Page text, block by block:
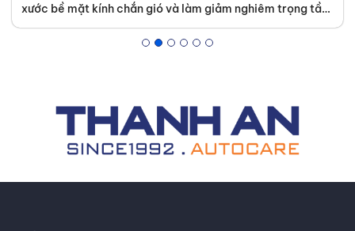
xước bề mặt kính chắn gió và làm giảm nghiêm trọng tầm
nhìn khi di chuyển trong thời tiết xấu. Tình trạng này diễn
ra âm thầm nhưng để lại hậu quả lớn nếu chủ xe không
cách xác định độ lão hóa của cao su và phương án xử lý
hiệu quả nhất.